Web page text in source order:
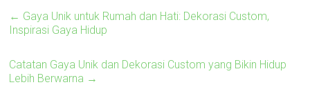
← Gaya Unik untuk Rumah dan Hati: Dekorasi Custom,
Inspirasi Gaya Hidup
Catatan Gaya Unik dan Dekorasi Custom yang Bikin Hidup
Lebih Berwarna →